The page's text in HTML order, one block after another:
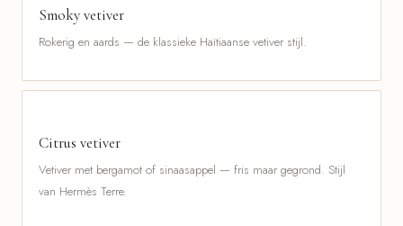
Smoky vetiver
Rokerig en aards — de klassieke Haïtiaanse vetiver stijl.
Citrus vetiver
Vetiver met bergamot of sinaasappel — fris maar gegrond. Stijl
van Hermès Terre.